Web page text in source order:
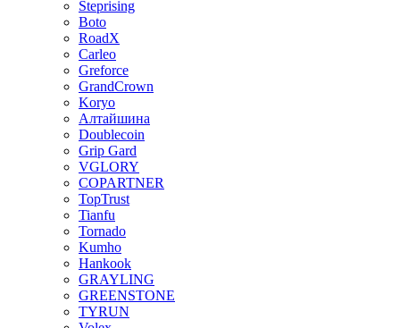
Steprising
Boto
RoadX
Carleo
Greforce
GrandCrown
Koryo
Алтайшина
Doublecoin
Grip Gard
VGLORY
COPARTNER
TopTrust
Tianfu
Tornado
Kumho
Hankook
GRAYLING
GREENSTONE
TYRUN